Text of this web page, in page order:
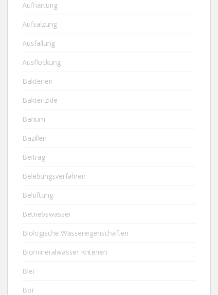
Aufhärtung
Aufsalzung
Ausfällung
Ausflockung
Bakterien
Bakterizide
Barium
Bazillen
Beitrag
Belebungsverfahren
Belüftung
Betriebswasser
Biologische Wassereigenschaften
Biomineralwasser Kriterien
Blei
Bor